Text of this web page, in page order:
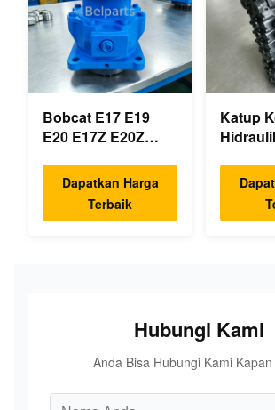
Bobcat E17 E19
E20 E17Z E20Z
Reducer 7024418
Dapatkan Harga
Terbaik
Katup
18-
18202
Hubungi Kami
Anda Bisa Hubungi Kami Kapan